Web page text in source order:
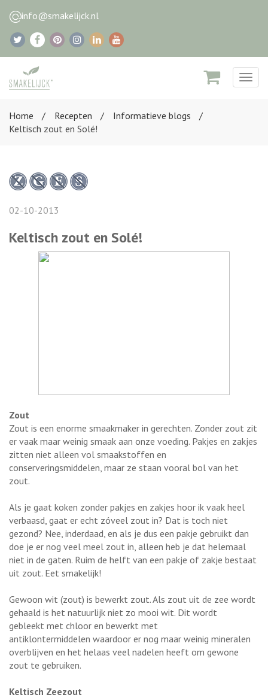
info@smakelijck.nl
Home
Recepten
Informatieve blogs
Keltisch zout en Solé!
02-10-2013
Keltisch zout en Solé!
Zout
Zout is een enorme smaakmaker in gerechten. Zonder zout zit
er vaak maar weinig smaak aan onze voeding. Pakjes en zakjes
zitten niet alleen vol smaakstoffen en
conserveringsmiddelen, maar ze staan vooral bol van het
zout.
Als je gaat koken zonder pakjes en zakjes hoor ik vaak heel
verbaasd, gaat er echt zóveel zout in? Dat is toch niet
gezond? Nee, inderdaad, en als je dus een pakje gebruikt dan
doe je er nog veel meel zout in, alleen heb je dat helemaal
niet in de gaten. Ruim de helft van een pakje of zakje bestaat
uit zout. Eet smakelijk!
Gewoon wit (zout) is bewerkt zout. Als zout uit de zee wordt
gehaald is het natuurlijk niet zo mooi wit. Dit wordt
gebleekt met chloor en bewerkt met
antiklontermiddelen waardoor er nog maar weinig mineralen
overblijven en het helaas veel nadelen heeft om gewone
zout te gebruiken.
Keltisch Zeezout